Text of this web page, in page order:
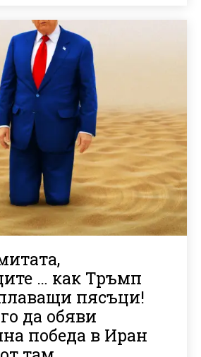
… как Тръмп
пясъци!
да обяви
победа в Иран